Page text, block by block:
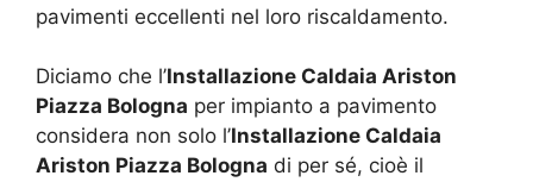
pavimenti eccellenti nel loro riscaldamento.
Diciamo che l’Installazione Caldaia Ariston
Piazza Bologna per impianto a pavimento
considera non solo l’Installazione Caldaia
Ariston Piazza Bologna di per sé, cioè il